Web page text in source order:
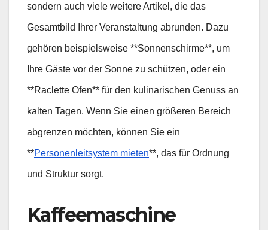
sondern auch viele weitere Artikel, die das
Gesamtbild Ihrer Veranstaltung abrunden. Dazu
gehören beispielsweise **Sonnenschirme**, um
Ihre Gäste vor der Sonne zu schützen, oder ein
**Raclette Ofen** für den kulinarischen Genuss an
kalten Tagen. Wenn Sie einen größeren Bereich
abgrenzen möchten, können Sie ein
**Personenleitsystem mieten**, das für Ordnung
und Struktur sorgt.
Kaffeemaschine